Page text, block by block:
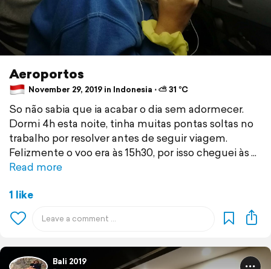
Aeroportos
November 29, 2019 in Indonesia ⋅ ⛅ 31 °C
So não sabia que ia acabar o dia sem adormecer.
Dormi 4h esta noite, tinha muitas pontas soltas no
trabalho por resolver antes de seguir viagem.
Felizmente o voo era às 15h30, por isso cheguei às
Read more
1 like
Bali 2019